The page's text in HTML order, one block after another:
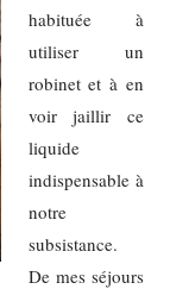
habituée à
utiliser un
robinet et à en
voir jaillir ce
liquide
indispensable à
notre
subsistance.
De mes séjours